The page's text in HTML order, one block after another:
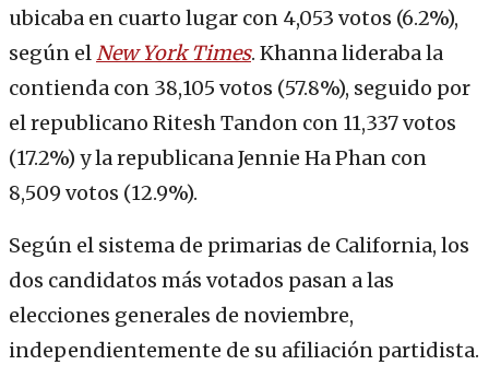
ubicaba en cuarto lugar con 4,053 votos (6.2%),
según elNew York Times. Khanna lideraba la
contienda con 38,105 votos (57.8%), seguido por
el republicano Ritesh Tandon con 11,337 votos
(17.2%) y la republicana Jennie Ha Phan con
8,509 votos (12.9%).
Según el sistema de primarias de California, los
dos candidatos más votados pasan a las
elecciones generales de noviembre,
independientemente de su afiliación partidista.